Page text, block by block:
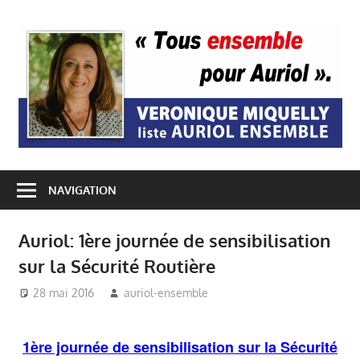
contenu
NAVIGATION
Auriol: 1ère journée de sensibilisation
sur la Sécurité Routière
28 mai 2016 auriol-ensemble
Véronique Miquelly -
1ère journée de sensibilisation sur la Sécurité